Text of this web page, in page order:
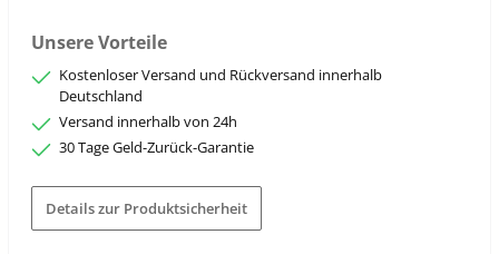
Unsere Vorteile
Kostenloser Versand und Rückversand innerhalb
Deutschland
Versand innerhalb von 24h
30 Tage Geld-Zurück-Garantie
Details zur Produktsicherheit